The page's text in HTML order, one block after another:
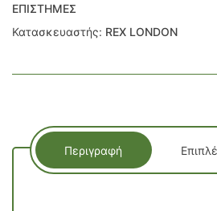
ΕΠΙΣΤΗΜΕΣ
Κατασκευαστής: REX LONDON
Περιγραφή